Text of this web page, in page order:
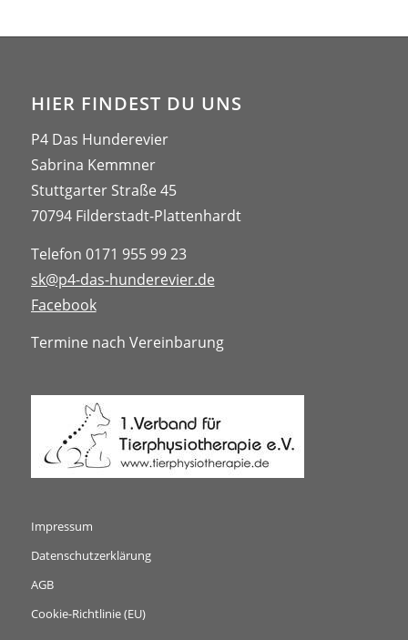
HIER FINDEST DU UNS
P4 Das Hunderevier
Sabrina Kemmner
Stuttgarter Straße 45
70794 Filderstadt-Plattenhardt
Telefon 0171 955 99 23
sk@p4-das-hunderevier.de
Facebook
Termine nach Vereinbarung
Impressum
Datenschutzerklärung
AGB
Cookie-Richtlinie (EU)